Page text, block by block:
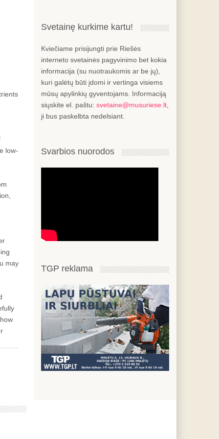
low-
may
Svetainę kurkime kartu!
Kviečiame prisijungti prie Riešės
interneto svetainės pagyvinimo bet kokia
informacija (su nuotraukomis ar be jų),
kuri galėtų būti įdomi ir vertinga visiems
mūsų apylinkių gyventojams. Informaciją
siųskite el. paštu: svetaine@musuriese.lt,
ji bus paskelbta nedelsiant.
Svarbios nuorodos
TGP reklama